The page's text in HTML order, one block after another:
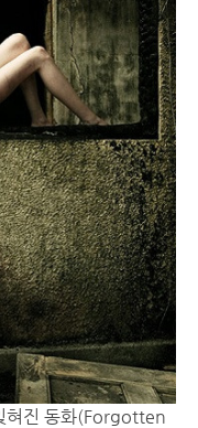
혀진 동화(Forgotten